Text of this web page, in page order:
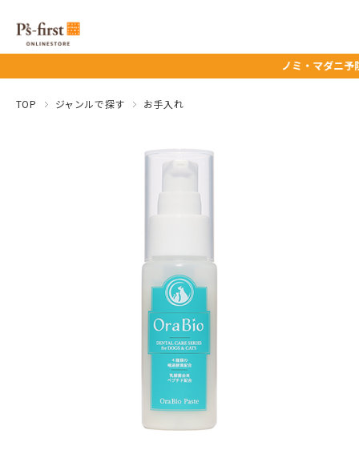
ノミ・マダニ予防薬タイ
TOP ジャンルで探す お手入れ